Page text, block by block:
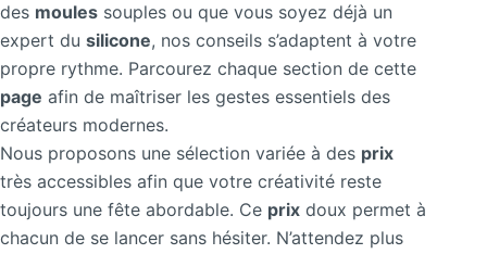
des moules souples ou que vous soyez déjà un
expert du silicone, nos conseils s’adaptent à votre
propre rythme. Parcourez chaque section de cette
page afin de maîtriser les gestes essentiels des
créateurs modernes.
Nous proposons une sélection variée à des prix
très accessibles afin que votre créativité reste
toujours une fête abordable. Ce prix doux permet à
chacun de se lancer sans hésiter. N’attendez plus